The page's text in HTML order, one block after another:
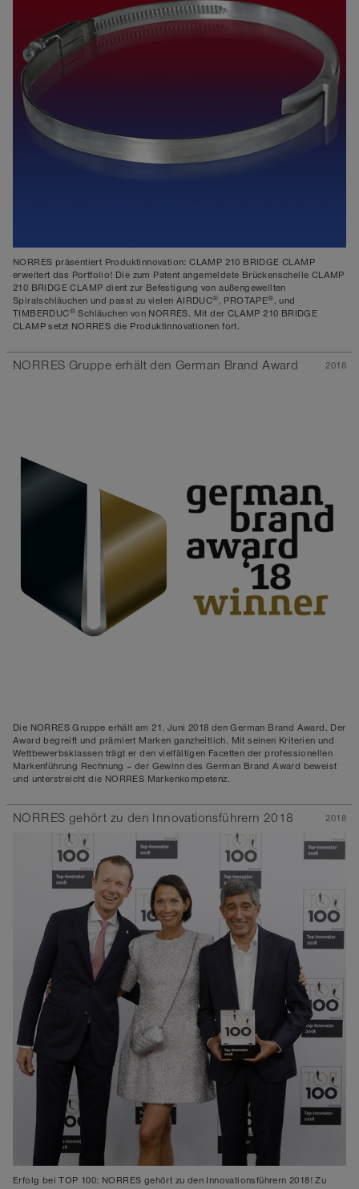
NORRES präsentiert Produktinnovation: CLAMP 210 BRIDGE CLAMP
erweitert das Portfolio! Die zum Patent angemeldete Brückenschelle CLAMP
210 BRIDGE CLAMP dient zur Befestigung von außengewellten
Spiralschläuchen und passt zu vielen AIRDUC® , PROTAPE® , und
TIMBERDUC® Schläuchen von NORRES. Mit der CLAMP 210 BRIDGE
CLAMP setzt NORRES die Produktinnovationen fort.
NORRES Gruppe erhält den German Brand Award 2018
Die NORRES Gruppe erhält am 21. Juni 2018 den German Brand Award. Der
Award begreift und prämiert Marken ganzheitlich. Mit seinen Kriterien und
Wettbewerbsklassen trägt er den vielfältigen Facetten der professionellen
Markenführung Rechnung – der Gewinn des German Brand Award beweist
und unterstreicht die NORRES Markenkompetenz.
NORRES gehört zu den Innovationsführern 2018 2018
Erfolg bei TOP 100: NORRES gehört zu den Innovationsführern 2018! Zu